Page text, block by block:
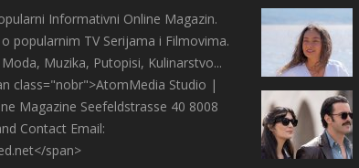
Informativni Online Magazin.
popularnim TV Serijama i Filmovima.
Muzika, Putopisi, Kulinarstvo...
class="nobr">AtomMedia Studio |
Magazine Seefeldstrasse 40 8008
Contact Email:
span>